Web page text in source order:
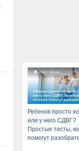
Ребенок просто
или у него СДВГ?
Простые тесты,
помогут